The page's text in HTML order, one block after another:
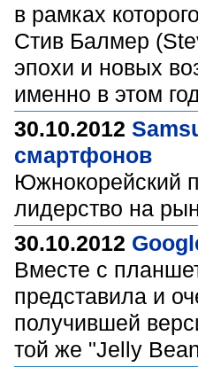
в рамках
Стив Балмер
эпохи и новых
именно в этом
30.10.2012
смартфонов
Южнокорейский
лидерство на
30.10.2012
Вместе с
представила и
получившей
той же "Jelly